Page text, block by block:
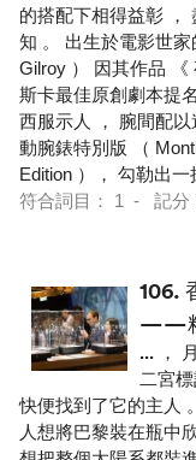
的搭配下相得益彰 ，
知 。 出生於電影世
Gilroy ） 因其作品 《
斯卡最佳原創劇本提
西服示人 ， 腕間配
動腕錶特別版 （
Edition ）， 勾勒出一
符合詞目： 1 - 記分
106.
——
... ，
二宮
快便找到了它的主人
人想將巴黎裝在瓶中